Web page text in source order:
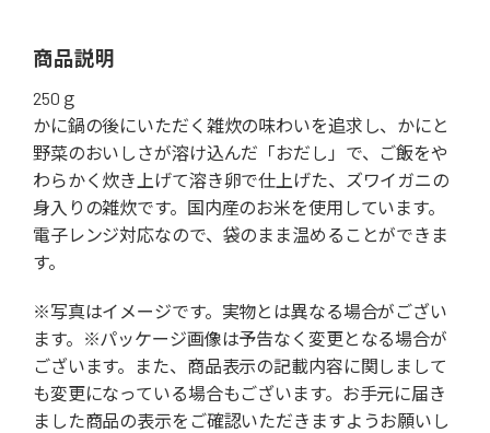
商品説明
250ｇ
かに鍋の後にいただく雑炊の味わいを追求し、かにと
野菜のおいしさが溶け込んだ「おだし」で、ご飯をや
わらかく炊き上げて溶き卵で仕上げた、ズワイガニの
身入りの雑炊です。国内産のお米を使用しています。
電子レンジ対応なので、袋のまま温めることができま
す。
※写真はイメージです。実物とは異なる場合がござい
ます。※パッケージ画像は予告なく変更となる場合が
ございます。また、商品表示の記載内容に関しまして
も変更になっている場合もございます。お手元に届き
ました商品の表示をご確認いただきますようお願いし